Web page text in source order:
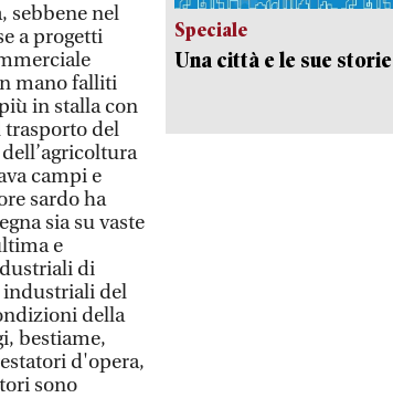
sebbene nel
a progetti
mano falliti
in stalla con
del
campi e
sardo ha
sia su vaste
e
di
industriali del
della
bestiame,
d'opera,
sono
Speciale
Una città e le sue storie